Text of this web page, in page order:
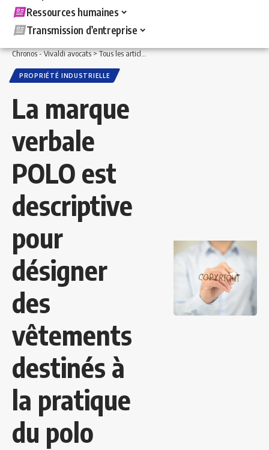
Ressources humaines
Transmission d’entreprise
Chronos - Vivaldi avocats>Tous les articles >Propriété intellectuelle et TIC>
PROPRIÉTÉ INDUSTRIELLE
La marque
verbale
POLO est
descriptive
pour
désigner
des
vêtements
destinés à
la pratique
du polo